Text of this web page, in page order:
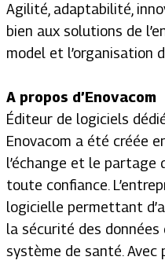
Agilité, adaptabilité,
bien aux solutions de
model et l’organisation
A propos d’Enovacom
Éditeur de logiciels
Enovacom a été créée
l’échange et le partage
toute confiance.
logicielle permettant
la sécurité des
système de santé.